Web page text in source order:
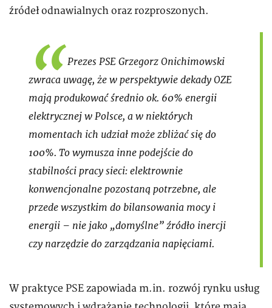
źródeł odnawialnych oraz rozproszonych.
Prezes PSE Grzegorz Onichimowski
zwraca uwagę, że w perspektywie dekady OZE
mają produkować średnio ok. 60% energii
elektrycznej w Polsce, a w niektórych
momentach ich udział może zbliżać się do
100%. To wymusza inne podejście do
stabilności pracy sieci: elektrownie
konwencjonalne pozostaną potrzebne, ale
przede wszystkim do bilansowania mocy i
energii – nie jako „domyślne” źródło inercji
czy narzędzie do zarządzania napięciami.
W praktyce PSE zapowiada m.in. rozwój rynku usług